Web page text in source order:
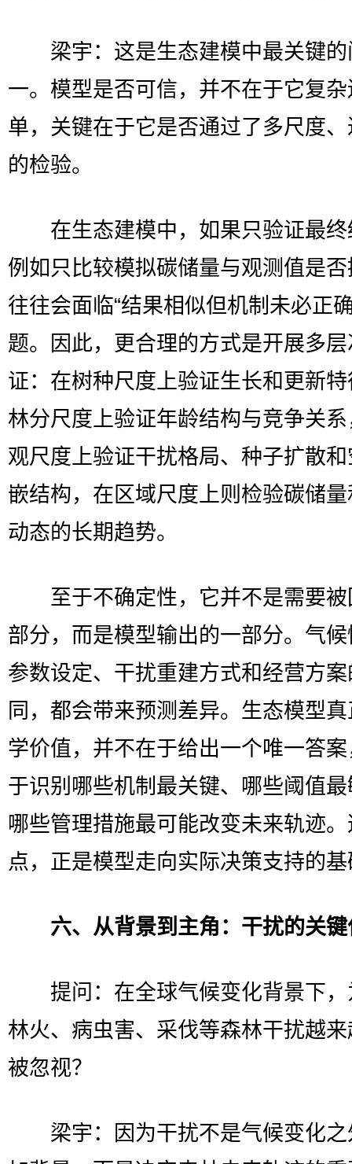
梁宇：这是生态建模中最关键的
一。模型是否可信，并不在于它复
单，关键在于它是否通过了多尺度
的检验。
在生态建模中，如果只验证最终
例如只比较模拟碳储量与观测值是
往往会面临“结果相似但机制未必正
题。因此，更合理的方式是开展多
证：在树种尺度上验证生长和更新
林分尺度上验证年龄结构与竞争关
观尺度上验证干扰格局、种子扩散
嵌结构，在区域尺度上则检验碳储
动态的长期趋势。
至于不确定性，它并不是需要被
部分，而是模型输出的一部分。气
参数设定、干扰重建方式和经营方
同，都会带来预测差异。生态模型
学价值，并不在于给出一个唯一答
于识别哪些机制最关键、哪些阈值
哪些管理措施最可能改变未来轨迹
点，正是模型走向实际决策支持的
六、从背景到主角：干扰的关
提问：在全球气候变化背景下，
林火、病虫害、采伐等森林干扰越
被忽视？
梁宇：因为干扰不是气候变化之